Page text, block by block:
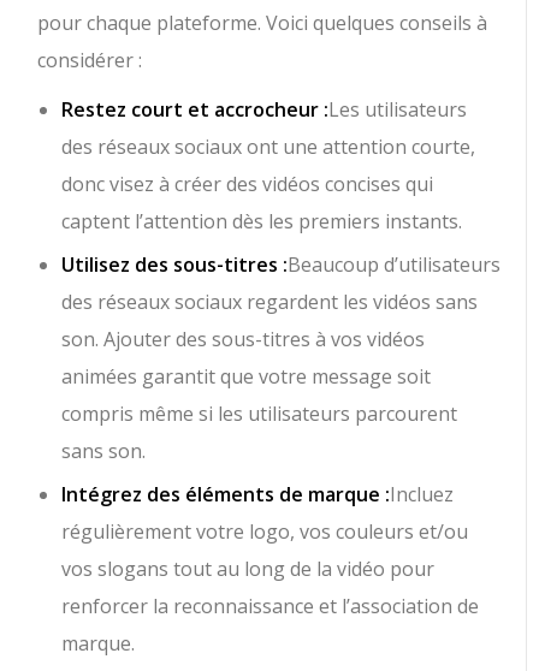
pour chaque plateforme. Voici quelques conseils à
considérer :
Restez court et accrocheur :Les utilisateurs
des réseaux sociaux ont une attention courte,
donc visez à créer des vidéos concises qui
captent l’attention dès les premiers instants.
Utilisez des sous-titres :Beaucoup d’utilisateurs
des réseaux sociaux regardent les vidéos sans
son. Ajouter des sous-titres à vos vidéos
animées garantit que votre message soit
compris même si les utilisateurs parcourent
sans son.
Intégrez des éléments de marque :Incluez
régulièrement votre logo, vos couleurs et/ou
vos slogans tout au long de la vidéo pour
renforcer la reconnaissance et l’association de
marque.